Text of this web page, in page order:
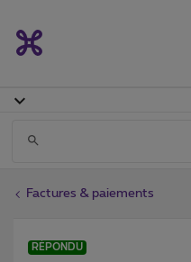
Factures & paiements
RÉPONDU